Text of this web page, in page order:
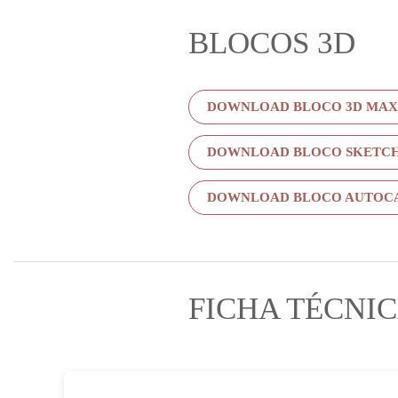
BLOCOS 3D
DOWNLOAD BLOCO 3D MAX
DOWNLOAD BLOCO
DOWNLOAD BLOCO
FICHA